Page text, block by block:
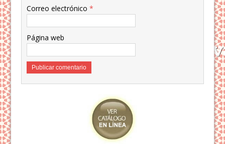
Correo electrónico*
Página web